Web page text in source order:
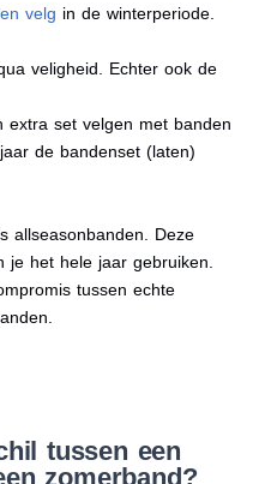
velg in de winterperiode.
veligheid. Echter ook de
extra set velgen met banden
de bandenset (laten)
allseasonbanden. Deze
je het hele jaar gebruiken.
tussen echte
tussen een
zomerband?